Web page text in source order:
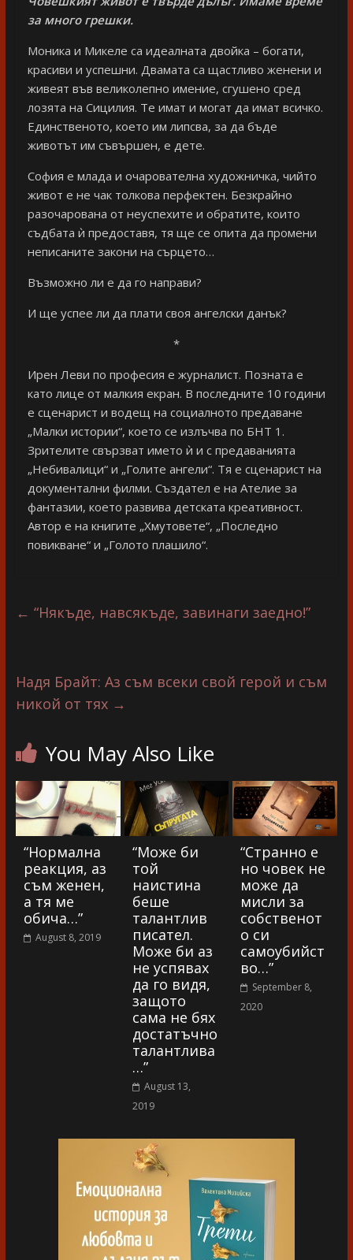
за много грешки.
Моника и Микеле са идеалната двойка – богати,
красиви и успешни. Двамата са щастливо женени и
живеят във великолепно имение, сгушено сред
лозята на Сицилия. Те имат и могат да имат всичко.
Единственото, което им липсва, за да бъде
животът им съвършен, е дете.
София е млада и очарователна художничка, чийто
живот е не чак толкова перфектен. Безкрайно
разочарована от неуспехите и обратите, които
съдбата ѝ предоставя, тя ще се опита да промени
неписаните закони на сърцето…
Възможно ли е да го направи?
И ще успее ли да плати своя ангелски данък?
*
Ирен Леви по професия e журналист. Позната е
като лице от малкия екран. В последните 10 години
е сценарист и водещ на социалното предаване
„Малки истории“, което се излъчва по БНТ 1.
Зрителите свързват името ѝ и с предаванията
„Небивалици“ и „Голите ангели“. Тя е сценарист на
документални филми. Създател е на Ателие за
фантазии, което развива детската креативност.
Автор е на книгите „Хмутовете“, „Последно
повикване“ и „Голото плашило“.
← “Някъде, навсякъде, завинаги заедно!”
Надя Брайт: Аз съм всеки свой герой и съм
никой от тях →
You May Also Like
“Нормална
реакция, аз
съм женен,
а тя ме
обича…”
August 8, 2019
“Може би
той
наистина
беше
талантлив
писател.
Може би аз
не успявах
да го видя,
защото
сама не бях
достатъчно
талантлива
…”
August 13,
2019
“Странно е
но човек не
може да
мисли за
собственот
о си
самоубийст
во…”
September 8,
2020